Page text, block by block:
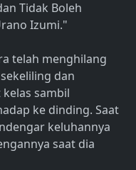
Tidak Boleh
Izumi."
telah menghilang
dan
sambil
ke dinding. Saat
keluhannya
saat dia